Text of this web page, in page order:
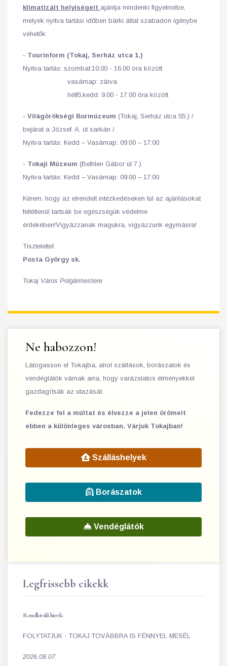
klimatizált helyiségeit ajánlja mindenki figyelmébe,
melyek nyitva tartási időben bárki által szabadon igénybe
vehetők:
- Tourinform (Tokaj, Serház utca 1.)
Nyitva tartás: szombat:10.00 - 16.00 óra között
vasárnap: zárva
hétfő,kedd: 9.00 - 17.00 óra között
- Világörökségi Bormúzeum (Tokaj, Serház utca 55.) /
bejárat a József. A. út sarkán /
Nyitva tartás: Kedd – Vasárnap: 09:00 – 17:00
- Tokaji Múzeum (Bethlen Gábor út 7.)
Nyitva tartás: Kedd – Vasárnap: 09:00 – 17:00
Kérem, hogy az elrendelt intézkedéseken túl az ajánlásokat
feltétlenül tartsák be egészségük védelme
érdekében!Vigyázzanak magukra, vigyázzunk egymásra!
Tisztelettel:
Posta György sk.
Tokaj Város Polgármestere
Ne habozzon!
Látogasson el Tokajba, ahol szállások, borászatok és
vendéglátók várnak arra, hogy varázslatos élményekkel
gazdagítsák az utazását.
Fedezze fel a múltat és élvezze a jelen örömeit
ebben a különleges városban. Várjuk Tokajban!
Szálláshelyek
Borászatok
Vendéglátók
Legfrissebb cikekk
Rendkívüli hírek:
FOLYTATJUK - TOKAJ TOVÁBBRA IS FÉNNYEL MESÉL
2026.08.07.